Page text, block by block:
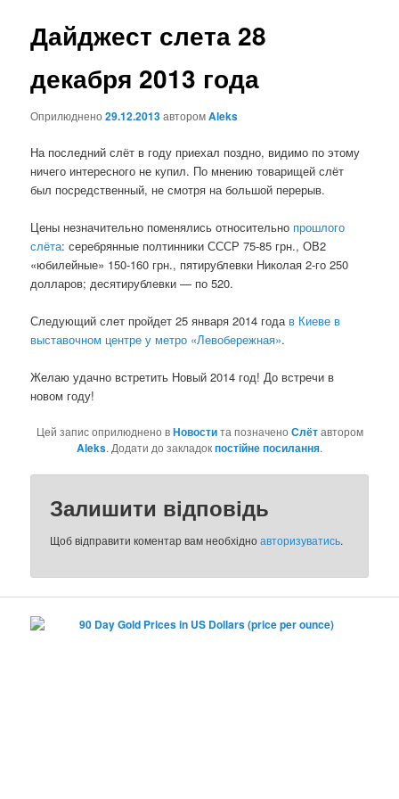
Дайджест слета 28
декабря 2013 года
Оприлюднено29.12.2013авторомAleks
На последний слёт в году приехал поздно, видимо по этому
ничего интересного не купил. По мнению товарищей слёт
был посредственный, не смотря на большой перерыв.
Цены незначительно поменялись относительно прошлого
слёта: серебрянные полтинники СССР 75-85 грн., ОВ2
«юбилейные» 150-160 грн., пятирублевки Николая 2-го 250
долларов; десятирублевки — по 520.
Следующий слет пройдет 25 января 2014 года в Киеве в
выставочном центре у метро «Левобережная».
Желаю удачно встретить Новый 2014 год! До встречи в
новом году!
Цей запис оприлюднено вНовостита позначено Слётавтором
Aleks. Додати до закладокпостійне посилання.
Залишити відповідь
Щоб відправити коментар вам необхідноавторизуватись.